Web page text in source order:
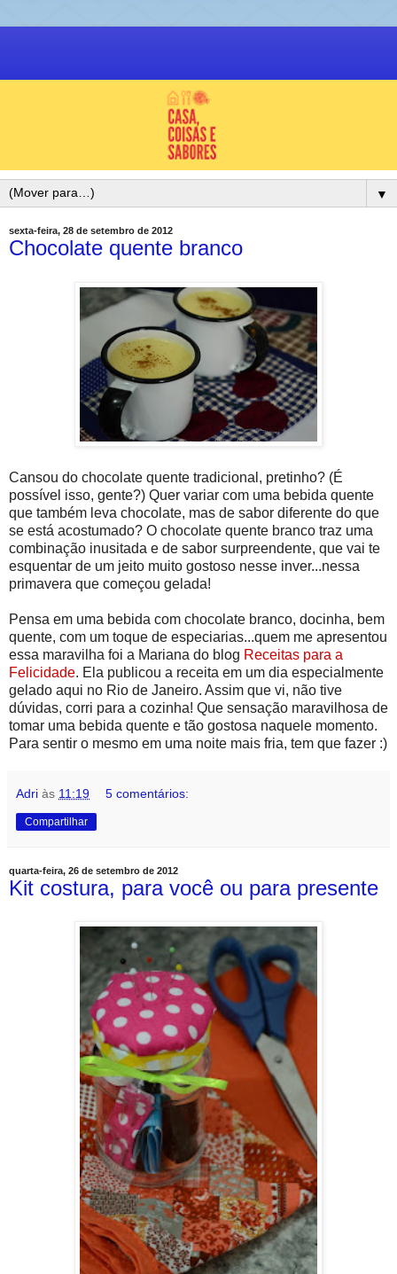
▼
sexta-feira, 28 de setembro de 2012
Chocolate quente branco
Cansou do chocolate quente tradicional, pretinho? (É
possível isso, gente?) Quer variar com uma bebida quente
que também leva chocolate, mas de sabor diferente do que
se está acostumado? O chocolate quente branco traz uma
combinação inusitada e de sabor surpreendente, que vai te
esquentar de um jeito muito gostoso nesse inver...nessa
primavera que começou gelada!
Pensa em uma bebida com chocolate branco, docinha, bem
quente, com um toque de especiarias...quem me apresentou
essa maravilha foi a Mariana do blog Receitas para a
Felicidade. Ela publicou a receita em um dia especialmente
gelado aqui no Rio de Janeiro. Assim que vi, não tive
dúvidas, corri para a cozinha! Que sensação maravilhosa de
tomar uma bebida quente e tão gostosa naquele momento.
Para sentir o mesmo em uma noite mais fria, tem que fazer :)
Adri às 11:19 5 comentários:
Compartilhar
quarta-feira, 26 de setembro de 2012
Kit costura, para você ou para presente